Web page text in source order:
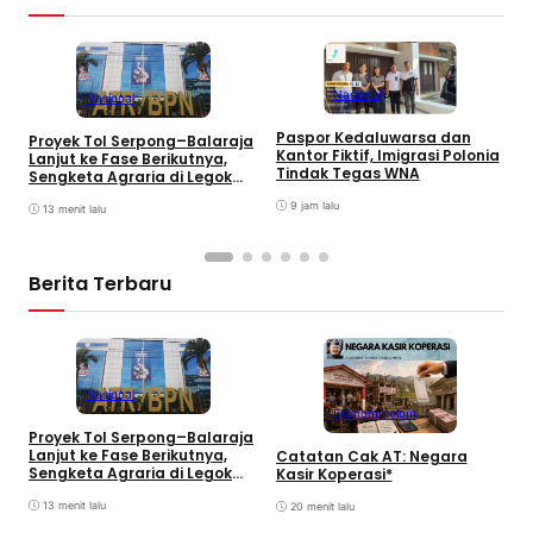
Nasional
Proyek Tol Serpong–Balaraja
Lanjut ke Fase Berikutnya,
Sengketa Agraria di Legok
13 menit lalu
Nasional
Paspor Kedaluwarsa dan
Kantor Fiktif, Imigrasi Polonia
Tindak Tegas WNA
9 jam lalu
Berita Terbaru
Nasional
Proyek Tol Serpong–Balaraja
Lanjut ke Fase Berikutnya,
Sengketa Agraria di Legok
13 menit lalu
EkonomiKolom
Catatan Cak AT: Negara
Kasir Koperasi*
20 menit lalu